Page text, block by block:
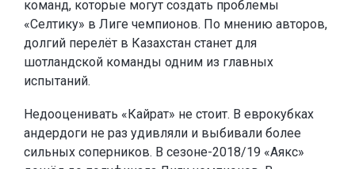
команд, которые могут создать проблемы
«Селтику» в Лиге чемпионов. По мнению авторов,
долгий перелёт в Казахстан станет для
шотландской команды одним из главных
испытаний.
Недооценивать «Кайрат» не стоит. В еврокубках
андердоги не раз удивляли и выбивали более
сильных соперников. В сезоне-2018/19 «Аякс»